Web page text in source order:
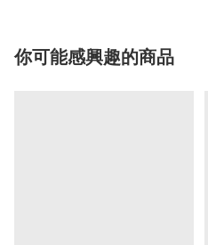
你可能感興趣的商品